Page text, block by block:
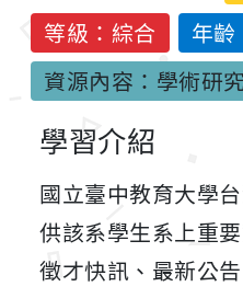
等級：綜合
年
資源內容：學術研
學習介紹
國立臺中教育大學
供該系學生系上重
徵才快訊、最新公